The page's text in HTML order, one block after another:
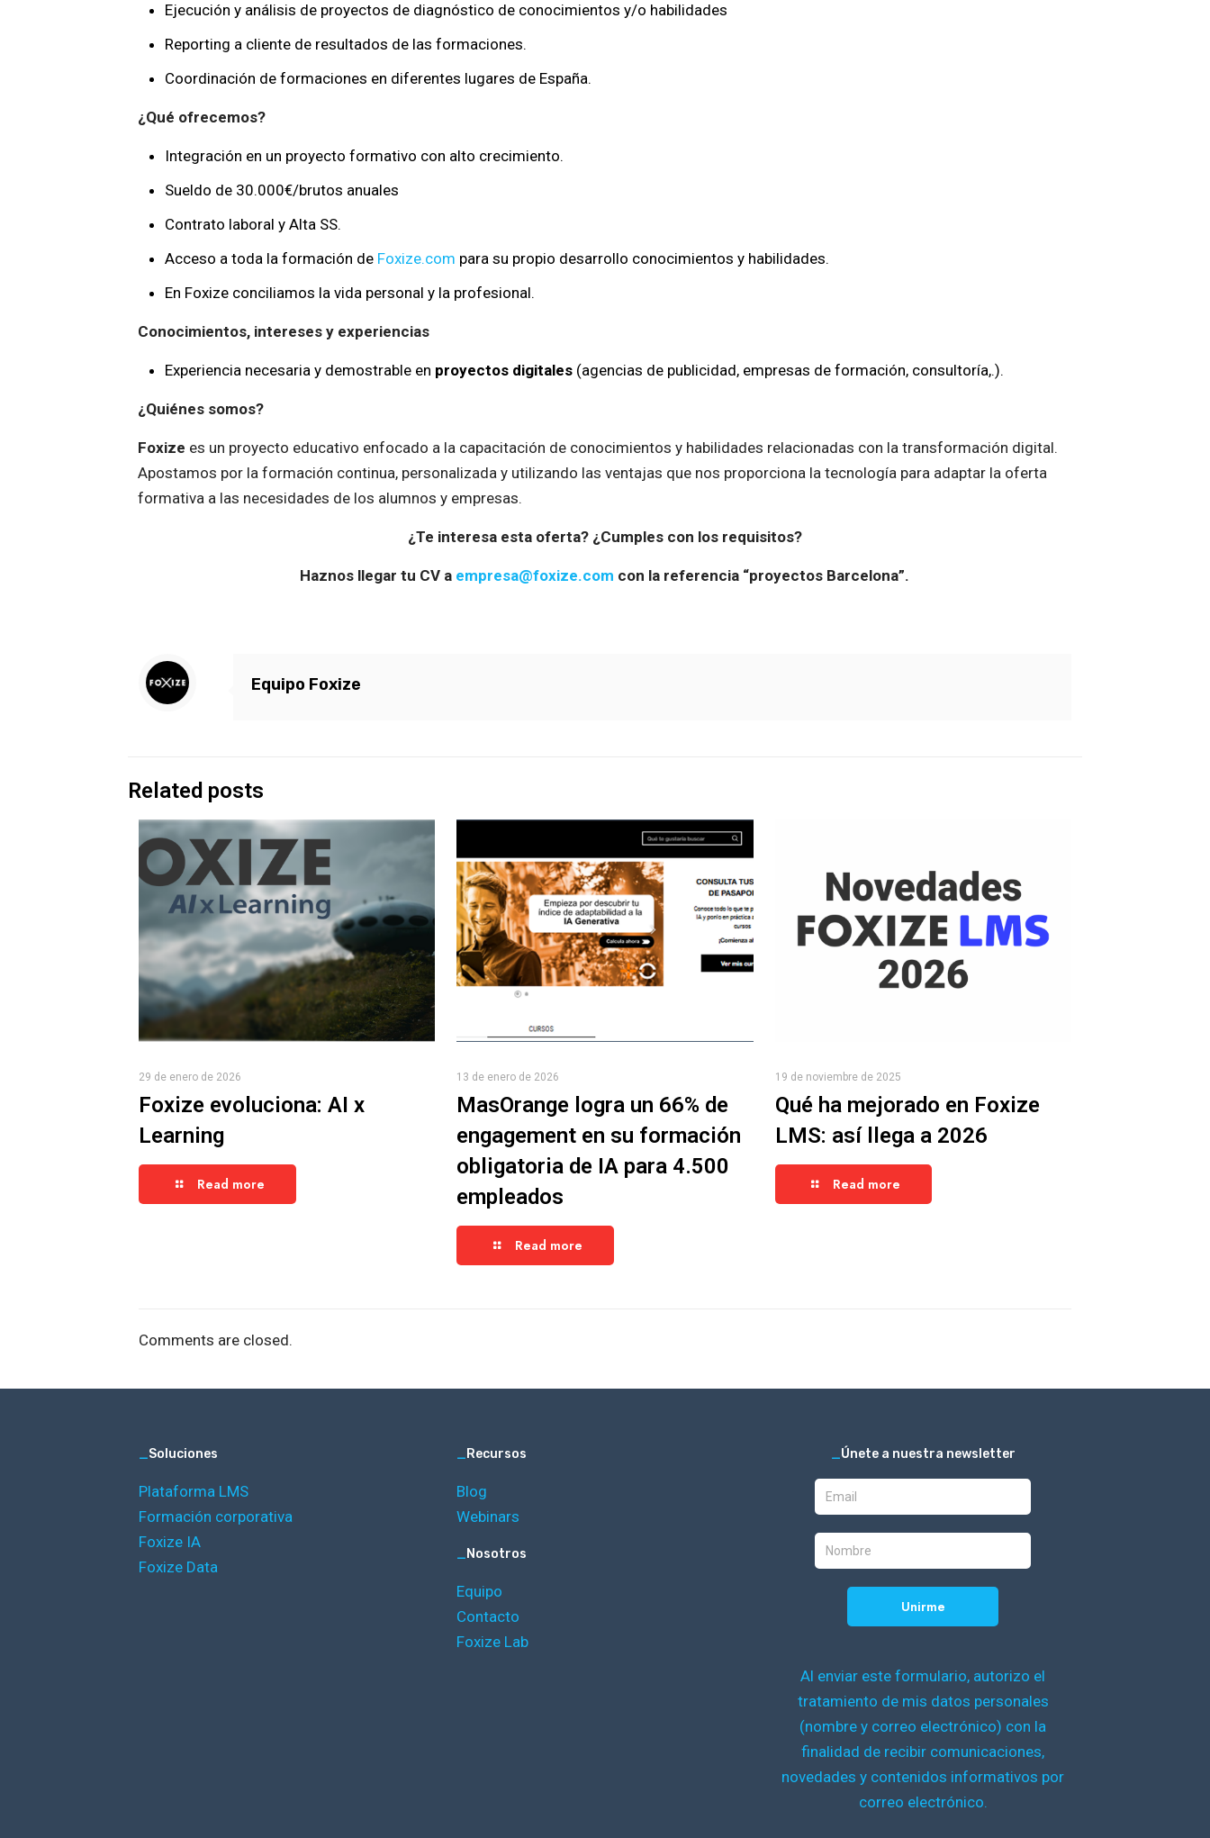
Ejecución y análisis de proyectos de diagnóstico de conocimientos y/o habilidades
Reporting a cliente de resultados de las formaciones.
Coordinación de formaciones en diferentes lugares de España.
¿Qué ofrecemos?
Integración en un proyecto formativo con alto crecimiento.
Sueldo de 30.000€/brutos anuales
Contrato laboral y Alta SS.
Acceso a toda la formación de Foxize.com para su propio desarrollo conocimientos y habilidades.
En Foxize conciliamos la vida personal y la profesional.
Conocimientos, intereses y experiencias
Experiencia necesaria y demostrable en proyectos digitales(agencias de publicidad, empresas de formación, consultoría,.).
¿Quiénes somos?
Foxize es un proyecto educativo enfocado a la capacitación de conocimientos y habilidades relacionadas con la transformación digital.
Apostamos por la formación continua, personalizada y utilizando las ventajas que nos proporciona la tecnología para adaptar la oferta
formativa a las necesidades de los alumnos y empresas.
¿Te interesa esta oferta? ¿Cumples con los requisitos?
Haznos llegar tu CV a empresa@foxize.com con la referencia “proyectos Barcelona”.
Equipo Foxize
Related posts
29 de enero de 2026
Foxize evoluciona: AI x
Learning
Read more
13 de enero de 2026
MasOrange logra un 66% de
engagement en su formación
obligatoria de IA para 4.500
empleados
Read more
19 de noviembre de 2025
Qué ha mejorado en Foxize
LMS: así llega a 2026
Read more
Comments are closed.
_Soluciones
Plataforma LMS
Formación corporativa
Foxize IA
Foxize Data
_Recursos
Blog
Webinars
_Nosotros
Equipo
Contacto
Foxize Lab
_Únete a nuestra newsletter
Al enviar este formulario, autorizo el
tratamiento de mis datos personales
(nombre y correo electrónico) con la
finalidad de recibir comunicaciones,
novedades y contenidos informativos por
correo electrónico.